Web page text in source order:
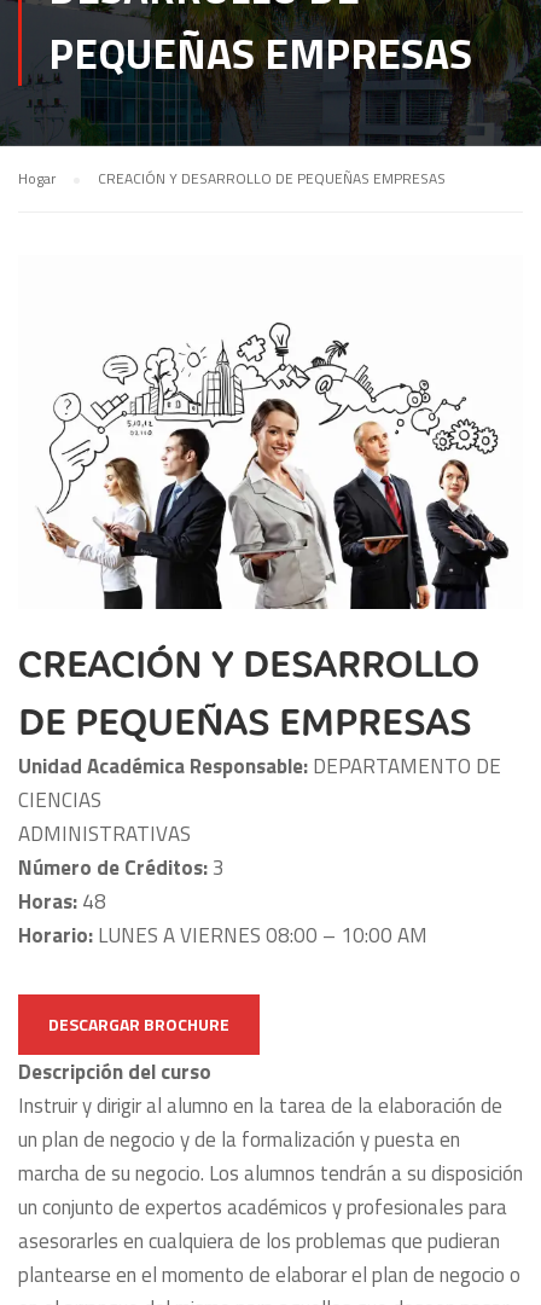
PEQUEÑAS EMPRESAS
Hogar CREACIÓN Y DESARROLLO DE PEQUEÑAS EMPRESAS
CREACIÓN Y DESARROLLO
DE PEQUEÑAS EMPRESAS
Unidad Académica Responsable:DEPARTAMENTO DE
CIENCIAS
ADMINISTRATIVAS
Número de Créditos:3
Horas:48
Horario:LUNES A VIERNES 08:00 – 10:00 AM
DESCARGAR BROCHURE
Descripción del curso
Instruir y dirigir al alumno en la tarea de la elaboración de
un plan de negocio y de la formalización y puesta en
marcha de su negocio. Los alumnos tendrán a su disposición
un conjunto de expertos académicos y profesionales para
asesorarles en cualquiera de los problemas que pudieran
plantearse en el momento de elaborar el plan de negocio o